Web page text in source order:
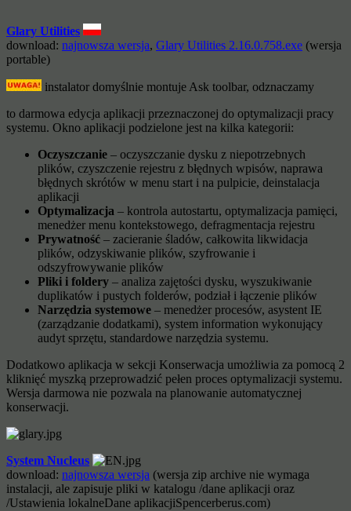
Glary Utilities
download: najnowsza wersja, Glary Utilities 2.16.0.758.exe (wersja
portable)
instalator domyślnie montuje Ask toolbar, odznaczamy
to darmowa edycja aplikacji przeznaczonej do optymalizacji pracy
systemu. Okno aplikacji podzielone jest na kilka kategorii:
Oczyszczanie – oczyszczanie dysku z niepotrzebnych
plików, czyszczenie rejestru z błędnych wpisów, naprawa
błędnych skrótów w menu start i na pulpicie, deinstalacja
aplikacji
Optymalizacja – kontrola autostartu, optymalizacja pamięci,
menedżer menu kontekstowego, defragmentacja rejestru
Prywatność – zacieranie śladów, całkowita likwidacja
plików, odzyskiwanie plików, szyfrowanie i
odszyfrowywanie plików
Pliki i foldery – analiza zajętości dysku, wyszukiwanie
duplikatów i pustych folderów, podział i łączenie plików
Narzędzia systemowe – menedżer procesów, asystent IE
(zarządzanie dodatkami), system information wykonujący
audyt sprzętu, standardowe narzędzia systemu.
Dodatkowo aplikacja w sekcji Konserwacja umożliwia za pomocą 2
kliknięć myszką przeprowadzić pełen proces optymalizacji systemu.
Wersja darmowa nie pozwala na planowanie automatycznej
konserwacji.
System Nucleus
download: najnowsza wersja (wersja zip archive nie wymaga
instalacji, ale zapisuje pliki w katalogu /dane aplikacji oraz
/Ustawienia lokalneDane aplikacjiSpencerberus.com)